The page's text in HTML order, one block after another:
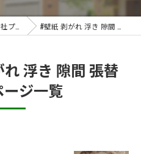
#壁紙 剥がれ 浮き 隙間 張替え
浮き 隙間 張替
ジ一覧